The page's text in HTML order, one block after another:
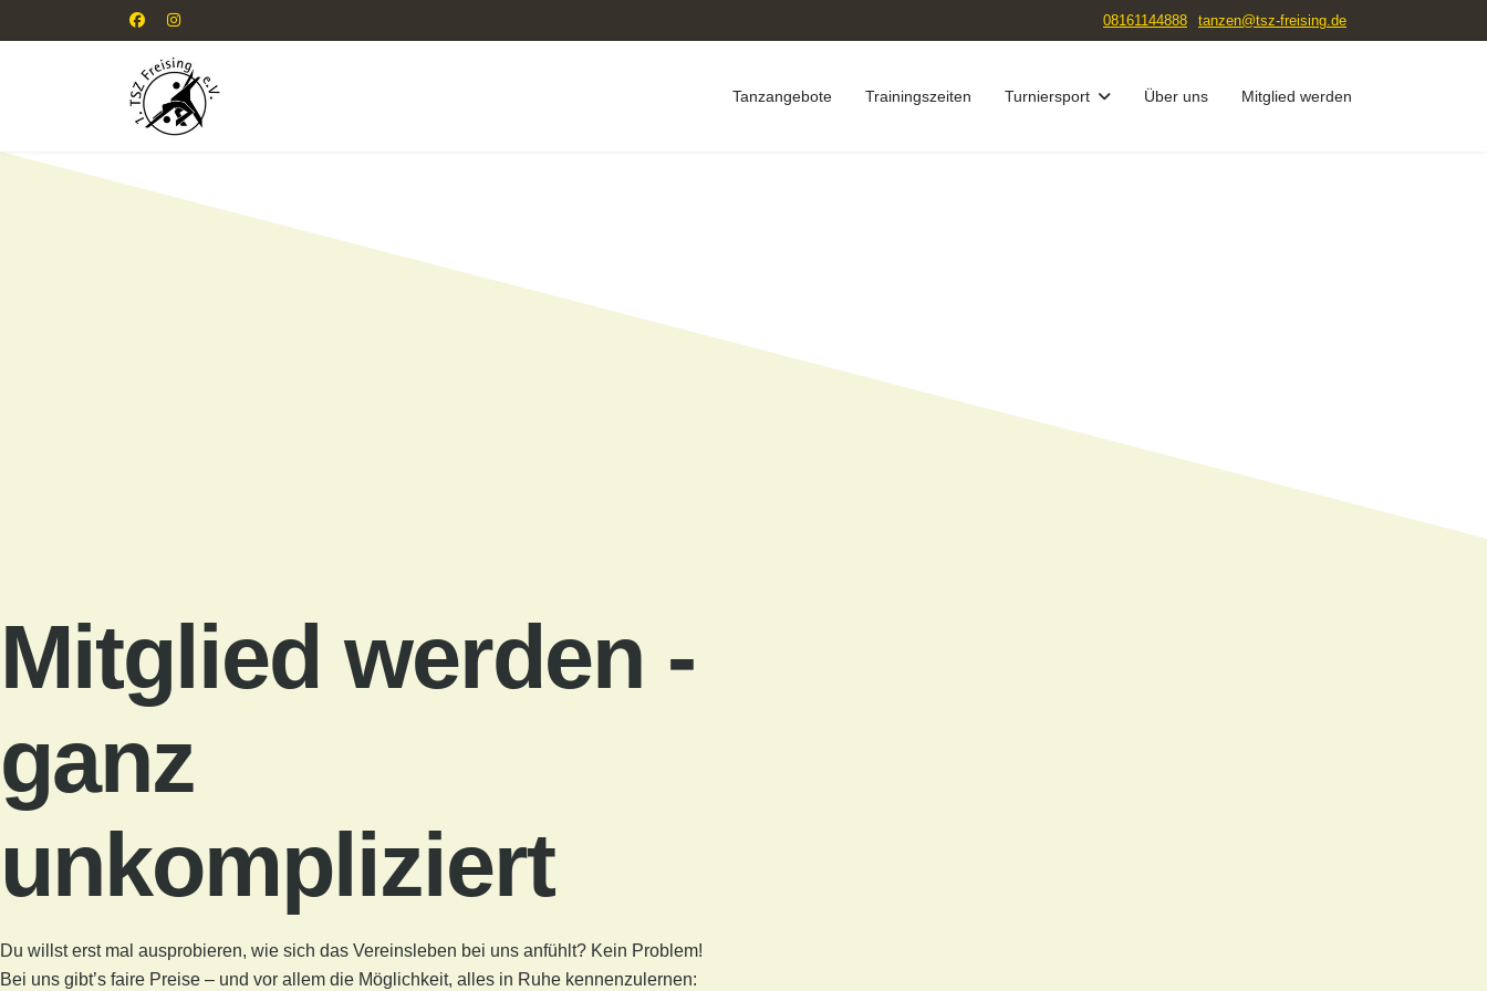
08161144888 tanzen@tsz-freising.de
Tanzangebote Trainingszeiten Turniersport Über uns Mitglied werden
Mitglied werden -
ganz
unkompliziert
Du willst erst mal ausprobieren, wie sich das Vereinsleben bei uns anfühlt? Kein Problem!
Bei uns gibt’s faire Preise – und vor allem die Möglichkeit, alles in Ruhe kennenzulernen: